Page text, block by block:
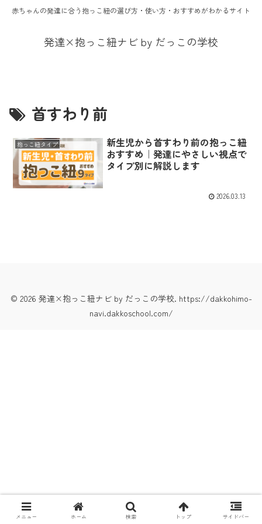
赤ちゃんの発達に合う抱っこ紐の選び方・使い方・おすすめがわかるサイト
発達×抱っこ紐ナビ by だっこの学校
首すわり前
抱っこ紐タイプ
新生児から首すわり前の抱っこ紐
おすすめ｜発達にやさしい視点で
タイプ別に解説します
2026.03.13
© 2026 発達×抱っこ紐ナビ by だっこの学校. https://dakkohimo-
navi.dakkoschool.com/
メニュー ホーム 検索 トップ サイドバー